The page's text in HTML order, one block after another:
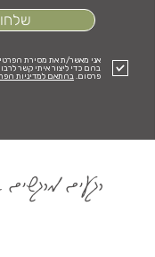
שלחו
אני מאשר/ת את מסירת
בהם כדי ליצור איתי קשר
פרסום.בהתאם למדיניות
רגעים מרגשים